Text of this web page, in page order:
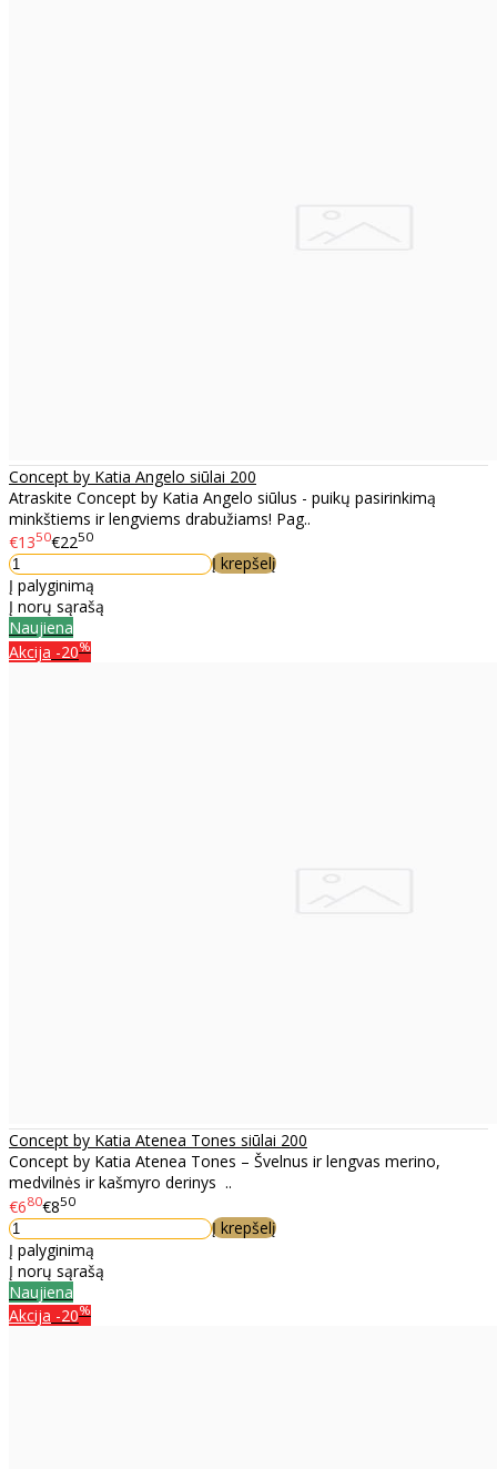
Concept by Katia Angelo siūlai 200
Atraskite Concept by Katia Angelo siūlus - puikų pasirinkimą
minkštiems ir lengviems drabužiams! Pag..
€1350€2250
Į krepšelį
Į palyginimą
Į norų sąrašą
Naujiena
Akcija -20%
Concept by Katia Atenea Tones siūlai 200
Concept by Katia Atenea Tones – Švelnus ir lengvas merino,
medvilnės ir kašmyro derinys ..
€680€850
Į krepšelį
Į palyginimą
Į norų sąrašą
Naujiena
Akcija -20%